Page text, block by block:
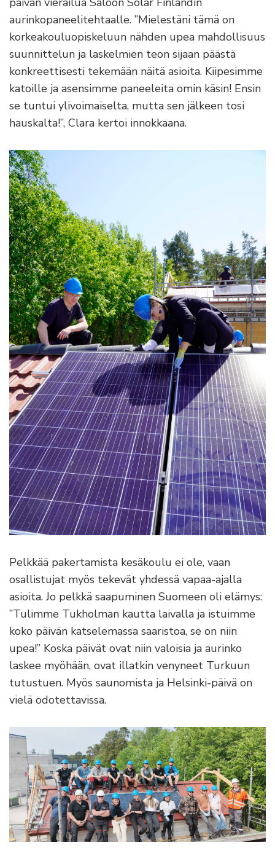
aurinkopaneelitehtaalle. ”Mielestäni tämä on
korkeakouluopiskeluun nähden upea mahdollisuus
suunnittelun ja laskelmien teon sijaan päästä
konkreettisesti tekemään näitä asioita. Kiipesimme
katoille ja asensimme paneeleita omin käsin! Ensin
se tuntui ylivoimaiselta, mutta sen jälkeen tosi
hauskalta!”, Clara kertoi innokkaana.
Pelkkää pakertamista kesäkoulu ei ole, vaan
osallistujat myös tekevät yhdessä vapaa-ajalla
asioita. Jo pelkkä saapuminen Suomeen oli elämys:
”Tulimme Tukholman kautta laivalla ja istuimme
koko päivän katselemassa saaristoa, se on niin
upea!” Koska päivät ovat niin valoisia ja aurinko
laskee myöhään, ovat illatkin venyneet Turkuun
tutustuen. Myös saunomista ja Helsinki-päivä on
vielä odotettavissa.